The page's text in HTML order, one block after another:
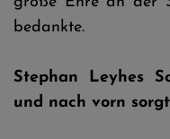
bedankte.
Stephan Leyhes
und nach vorn